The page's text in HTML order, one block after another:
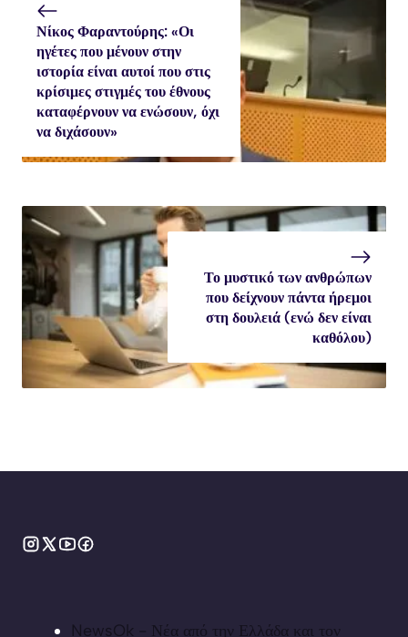
Νίκος Φαραντούρης: «Οι
ηγέτες που μένουν στην
ιστορία είναι αυτοί που στις
κρίσιμες στιγμές του έθνους
καταφέρνουν να ενώσουν, όχι
να διχάσουν»
Το μυστικό των ανθρώπων
που δείχνουν πάντα ήρεμοι
στη δουλειά (ενώ δεν είναι
καθόλου)
NewsOk - Νέα από την Ελλάδα και τον